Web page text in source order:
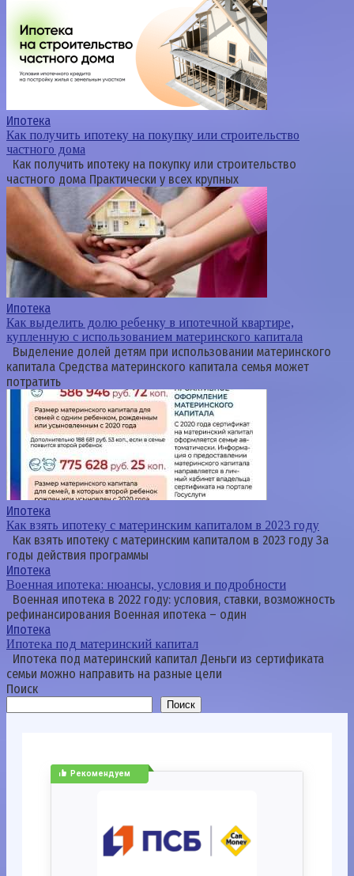
Ипотека
Как получить ипотеку на покупку или строительство
частного дома
Как получить ипотеку на покупку или строительство
частного дома Практически у всех крупных
Ипотека
Как выделить долю ребенку в ипотечной квартире,
купленную с использованием материнского капитала
Выделение долей детям при использовании материнского
капитала Средства материнского капитала семья может
потратить
Ипотека
Как взять ипотеку с материнским капиталом в 2023 году
Как взять ипотеку с материнским капиталом в 2023 году За
годы действия программы
Ипотека
Военная ипотека: нюансы, условия и подробности
Военная ипотека в 2022 году: условия, ставки, возможность
рефинансирования Военная ипотека – один
Ипотека
Ипотека под материнский капитал
Ипотека под материнский капитал Деньги из сертификата
семьи можно направить на разные цели
Поиск
Поиск